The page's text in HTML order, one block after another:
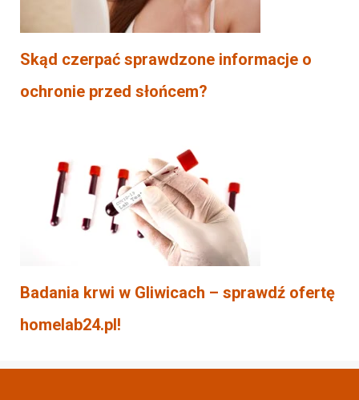
Skąd czerpać sprawdzone informacje o
ochronie przed słońcem?
Badania krwi w Gliwicach – sprawdź ofertę
homelab24.pl!